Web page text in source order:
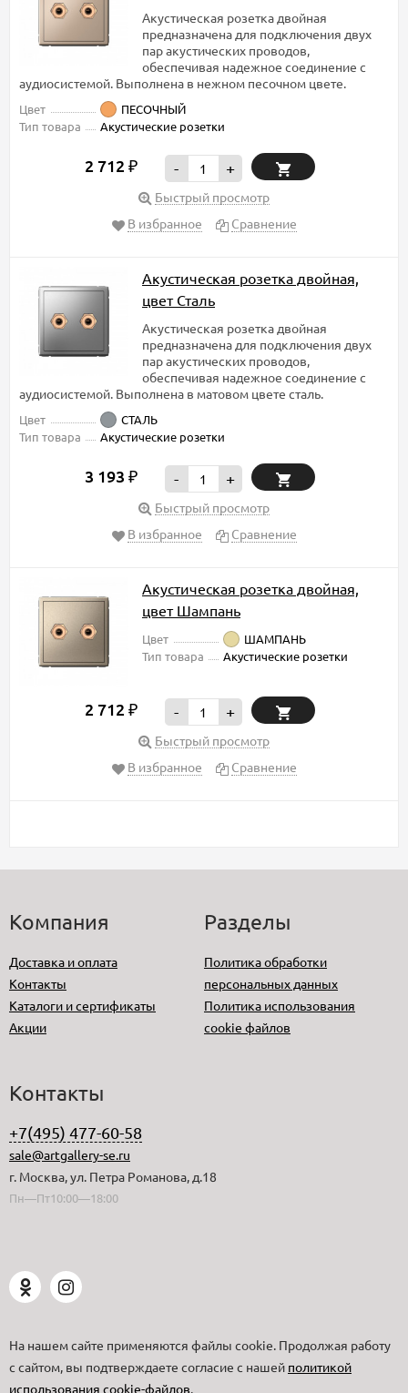
Акустическая розетка двойная
предназначена для подключения двух
пар акустических проводов,
обеспечивая надежное соединение с
аудиосистемой. Выполнена в нежном песочном цвете.
Цвет
ПЕСОЧНЫЙ
Тип товара
Акустические розетки
2 712 ₽ - +
Быстрый просмотр
В избранное
Сравнение
Акустическая розетка двойная,
цвет Сталь
Акустическая розетка двойная
предназначена для подключения двух
пар акустических проводов,
обеспечивая надежное соединение с
аудиосистемой. Выполнена в матовом цвете сталь.
Цвет
СТАЛЬ
Тип товара
Акустические розетки
3 193 ₽ - +
Быстрый просмотр
В избранное
Сравнение
Акустическая розетка двойная,
цвет Шампань
Цвет
ШАМПАНЬ
Тип товара
Акустические розетки
2 712 ₽ - +
Быстрый просмотр
В избранное
Сравнение
Компания
Доставка и оплата
Контакты
Каталоги и сертификаты
Акции
Разделы
Политика обработки
персональных данных
Политика использования
cookie файлов
Контакты
+7(495) 477-60-58
sale@artgallery-se.ru
г. Москва, ул. Петра Романова, д.18
Пн—Пт10:00—18:00
На нашем сайте применяются файлы cookie. Продолжая работу
с сайтом, вы подтверждаете согласие с нашей политикой
использования cookie-файлов.